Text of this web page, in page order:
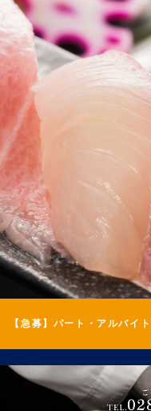
【急募】パート・アルバイ